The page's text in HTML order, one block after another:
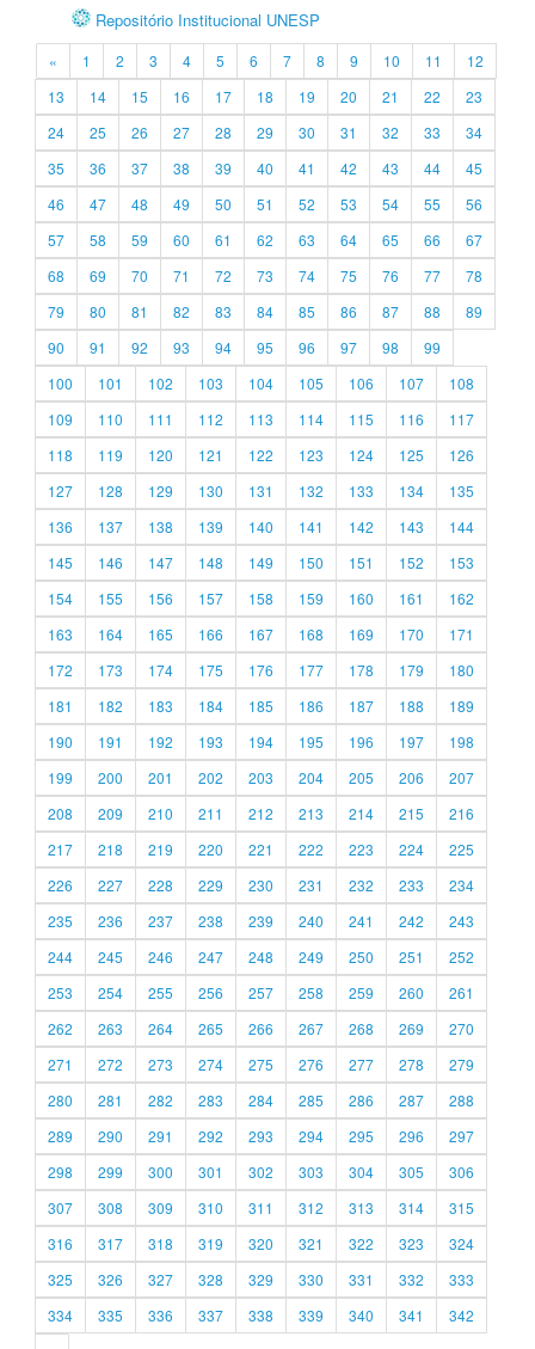
Repositório Institucional UNESP
« 1 2 3 4 5 6 7 8 9 10 11
12
13
14 15 16 17 18 19 20 21 22
23
24
25 26 27 28 29 30 31 32 33
34
35
36 37 38 39 40 41 42 43 44
45
46
47 48 49 50 51 52 53 54 55
56
57
58 59 60 61 62 63 64 65 66
67
68
69 70 71 72 73 74 75 76 77
78
79
80 81 82 83 84 85 86 87 88
89
90
91 92 93 94 95 96 97 98
99
100
101 102 103 104 105 106 107
108
109
110 111 112 113 114 115 116
117
118
119 120 121 122 123 124 125
126
127
128 129 130 131 132 133 134
135
136
137 138 139 140 141 142 143
144
145
146 147 148 149 150 151 152
153
154
155 156 157 158 159 160 161
162
163
164 165 166 167 168 169 170
171
172
173 174 175 176 177 178 179
180
181
182 183 184 185 186 187 188
189
190
191 192 193 194 195 196 197
198
199
200 201 202 203 204 205 206
207
208
209 210 211 212 213 214 215
216
217
218 219 220 221 222 223 224
225
226
227 228 229 230 231 232 233
234
235
236 237 238 239 240 241 242
243
244
245 246 247 248 249 250 251
252
253
254 255 256 257 258 259 260
261
262
263 264 265 266 267 268 269
270
271
272 273 274 275 276 277 278
279
280
281 282 283 284 285 286 287
288
289
290 291 292 293 294 295 296
297
298
299 300 301 302 303 304 305
306
307
308 309 310 311 312 313 314
315
316
317 318 319 320 321 322 323
324
325
326 327 328 329 330 331 332
333
334
335 336 337 338 339 340 341
342